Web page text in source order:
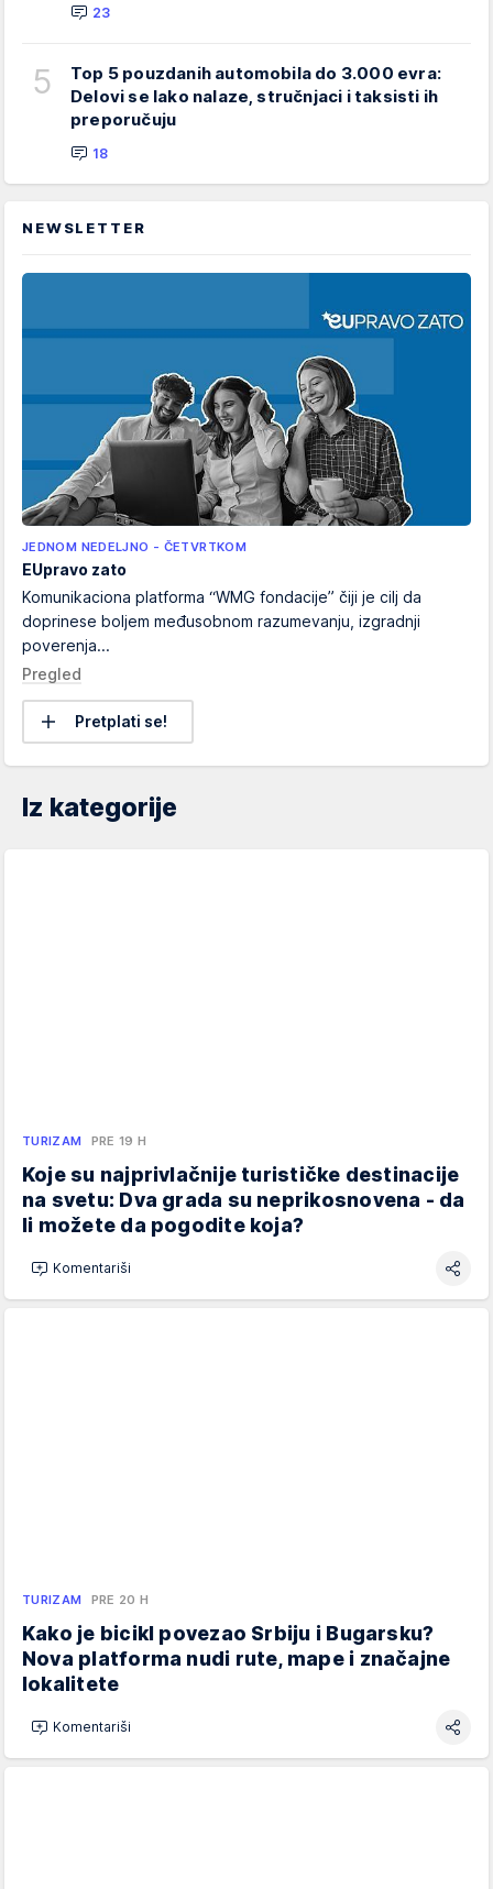
23
5
Top 5 pouzdanih automobila do 3.000 evra:
Delovi se lako nalaze, stručnjaci i taksisti ih
preporučuju
18
NEWSLETTER
JEDNOM NEDELJNO - ČETVRTKOM
EUpravo zato
Komunikaciona platforma “WMG fondacije” čiji je cilj da
doprinese boljem međusobnom razumevanju, izgradnji
poverenja...
Pregled
Pretplati se!
Iz kategorije
TURIZAM PRE 19 H
Koje su najprivlačnije turističke destinacije
na svetu: Dva grada su neprikosnovena - da
li možete da pogodite koja?
Komentariši
TURIZAM PRE 20 H
Kako je bicikl povezao Srbiju i Bugarsku?
Nova platforma nudi rute, mape i značajne
lokalitete
Komentariši